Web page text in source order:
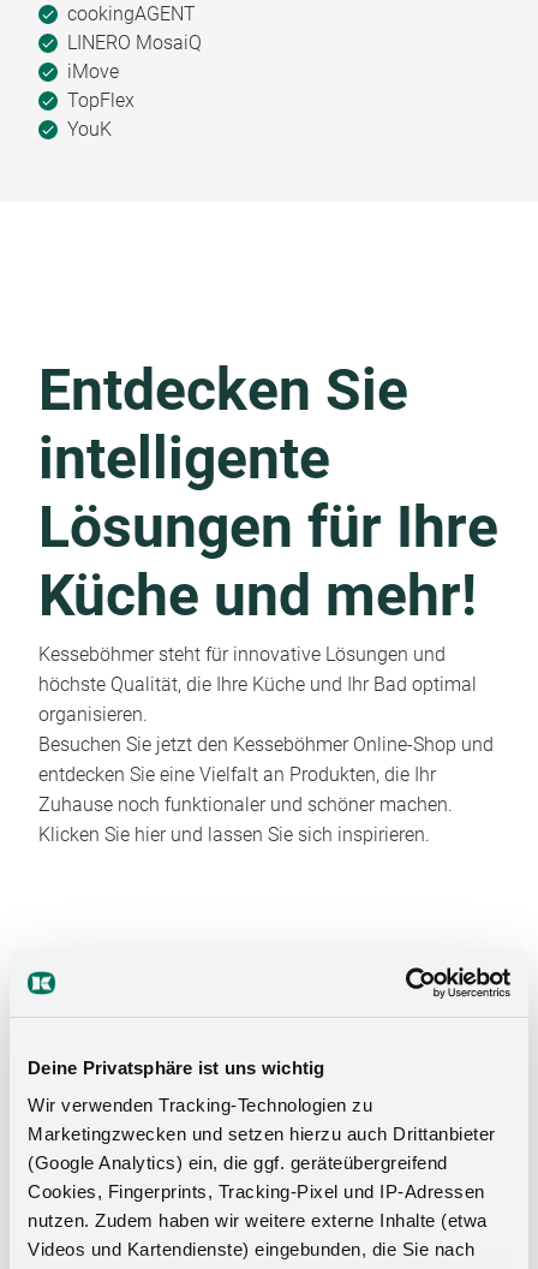
Deine Privatsphäre ist uns wichtig
Wir verwenden Tracking-Technologien zu
Marketingzwecken und setzen hierzu auch Drittanbieter
(Google Analytics) ein, die ggf. geräteübergreifend
Cookies, Fingerprints, Tracking-Pixel und IP-Adressen
nutzen. Zudem haben wir weitere externe Inhalte (etwa
Videos und Kartendienste) eingebunden, die Sie nach
cookingAGENT
LINERO MosaiQ
iMove
TopFlex
YouK
Entdecken Sie
intelligente
Lösungen für Ihre
Küche und mehr!
Kesseböhmer steht für innovative Lösungen und
höchste Qualität, die Ihre Küche und Ihr Bad optimal
organisieren.
Besuchen Sie jetzt den Kesseböhmer Online-Shop und
entdecken Sie eine Vielfalt an Produkten, die Ihr
Zuhause noch funktionaler und schöner machen.
Klicken Sie hier und lassen Sie sich inspirieren.
Das Stauraumwunder für Ihr
Badezimmer